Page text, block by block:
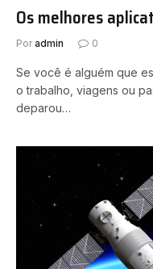
Os melhores
Por admin 0
Se você é alguém que
o trabalho, viagens ou
deparou…